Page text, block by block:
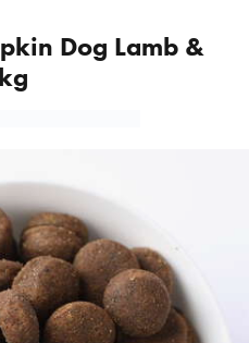
Dog Lamb &